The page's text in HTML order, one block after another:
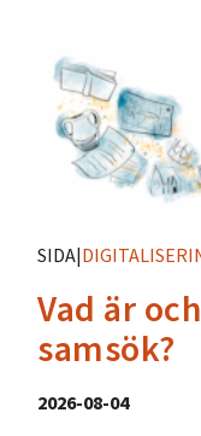
SIDA|
Vad är
samsök?
2026-08-04